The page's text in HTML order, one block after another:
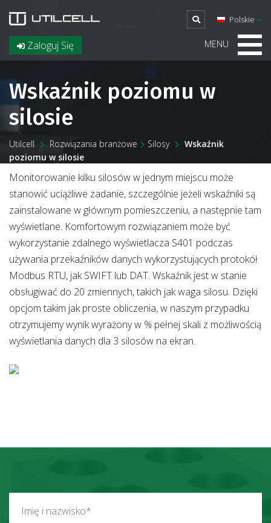
Zaloguj Się
Polskie
MENU
Wskaźnik poziomu w
silosie
Utilcell Rozwiązania branżowe Silosy
Wskaźnik
poziomu w silosie
Monitorowanie kilku silosów w jednym miejscu może
stanowić uciążliwe zadanie, szczególnie jeżeli wskaźniki są
zainstalowane w głównym pomieszczeniu, a następnie tam
wyświetlane. Komfortowym rozwiązaniem może być
wykorzystanie zdalnego wyświetlacza S401 podczas
używania przekaźników danych wykorzystujących protokół
Modbus RTU, jak SWIFT lub DAT. Wskaźnik jest w stanie
obsługiwać do 20 zmiennych, takich jak waga silosu. Dzięki
opcjom takim jak proste obliczenia, w naszym przypadku
otrzymujemy wynik wyrażony w % pełnej skali z możliwością
wyświetlania danych dla 3 silosów na ekran.